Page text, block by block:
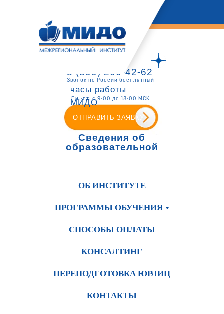
8 (800) 200-42-62
Звонок по России бесплатный
ОТПРАВИТЬ ЗАЯВКУ
часы работы
МИДО
Пн.-пт. с 9-00 до 18-00 МСК
Сведения об
образовательной
ОБ ИНСТИТУТЕ
ПРОГРАММЫ ОБУЧЕНИЯ
СПОСОБЫ ОПЛАТЫ
КОНСАЛТИНГ
ПЕРЕПОДГОТОВКА ЮРЛИЦ
КОНТАКТЫ